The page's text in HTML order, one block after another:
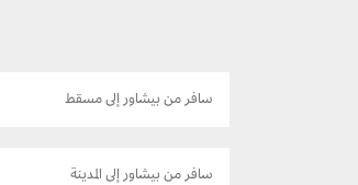
سافر من بيشاور إلى مسقط
سافر من بيشاور إلى المدينة